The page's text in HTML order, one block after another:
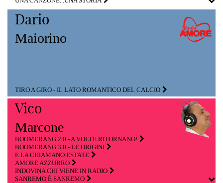
Dario
Maiorino
TIRO A GIRO - IL LATO ROMANTICO DEL CALCIO
Vico
Marcone
BOOMERANG 2.0 - A VOLTE RITORNANO!
BOOMERANG 3.0 - LE ORIGINI
E LA CHIAMANO ESTATE
AMORE AZZURRO
INDOVINA CHI VIENE IN RADIO
SANREMO È SANREMO